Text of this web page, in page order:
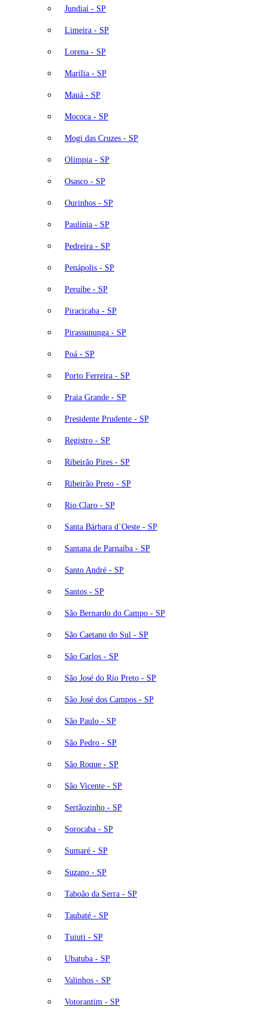
Jundiaí - SP
Limeira - SP
Lorena - SP
Marília - SP
Mauá - SP
Mococa - SP
Mogi das Cruzes - SP
Olímpia - SP
Osasco - SP
Ourinhos - SP
Paulínia - SP
Pedreira - SP
Penápolis - SP
Peruíbe - SP
Piracicaba - SP
Pirassununga - SP
Poá - SP
Porto Ferreira - SP
Praia Grande - SP
Presidente Prudente - SP
Registro - SP
Ribeirão Pires - SP
Ribeirão Preto - SP
Rio Claro - SP
Santa Bárbara d`Oeste - SP
Santana de Parnaíba - SP
Santo André - SP
Santos - SP
São Bernardo do Campo - SP
São Caetano do Sul - SP
São Carlos - SP
São José do Rio Preto - SP
São José dos Campos - SP
São Paulo - SP
São Pedro - SP
São Roque - SP
São Vicente - SP
Sertãozinho - SP
Sorocaba - SP
Sumaré - SP
Suzano - SP
Taboão da Serra - SP
Taubaté - SP
Tuiuti - SP
Ubatuba - SP
Valinhos - SP
Votorantim - SP